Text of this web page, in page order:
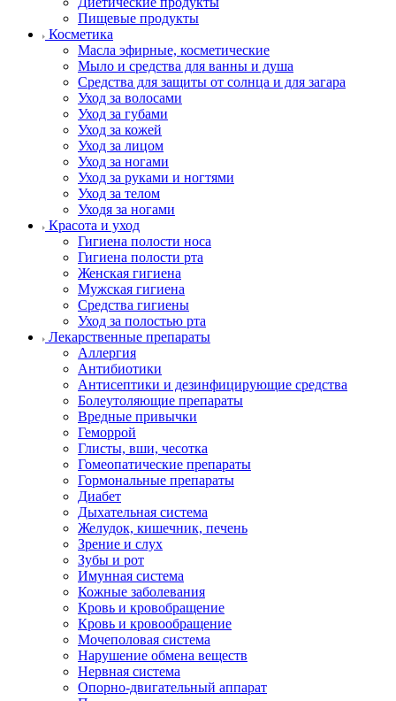
Пищевые продукты
Косметика
Масла эфирные, косметические
Мыло и средства для ванны и душа
Средства для защиты от солнца и для загара
Уход за волосами
Уход за губами
Уход за кожей
Уход за лицом
Уход за ногами
Уход за руками и ногтями
Уход за телом
Уходя за ногами
Красота и уход
Гигиена полости носа
Гигиена полости рта
Женская гигиена
Мужская гигиена
Средства гигиены
Уход за полостью рта
Лекарственные препараты
Аллергия
Антибиотики
Антисептики и дезинфицирующие средства
Болеутоляющие препараты
Вредные привычки
Геморрой
Глисты, вши, чесотка
Гомеопатические препараты
Гормональные препараты
Диабет
Дыхательная система
Желудок, кишечник, печень
Зрение и слух
Зубы и рот
Имунная система
Кожные заболевания
Кровь и кровобращение
Кровь и кровообращение
Мочеполовая система
Нарушение обмена веществ
Нервная система
Опорно-двигательный аппарат